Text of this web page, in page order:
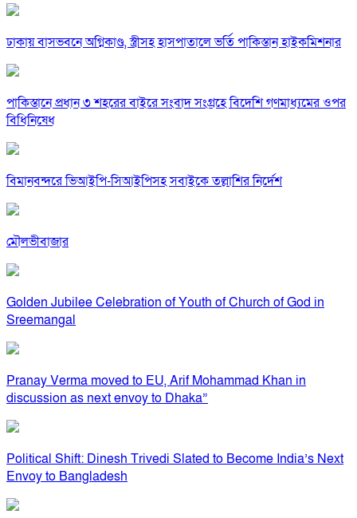
ঢাকায় বাসভবনে অগ্নিকাণ্ড, স্ত্রীসহ হাসপাতালে ভর্তি পাকিস্তান হাইকমিশনার
পাকিস্তানে প্রধান ৩ শহরের বাইরে সংবাদ সংগ্রহে বিদেশি গণমাধ্যমের ওপর
বিধিনিষেধ
বিমানবন্দরে ভিআইপি-সিআইপিসহ সবাইকে তল্লাশির নির্দেশ
মৌলভীবাজার
Golden Jubilee Celebration of Youth of Church of God in
Sreemangal
Pranay Verma moved to EU, Arif Mohammad Khan in
discussion as next envoy to Dhaka”
Political Shift: Dinesh Trivedi Slated to Become India’s Next
Envoy to Bangladesh